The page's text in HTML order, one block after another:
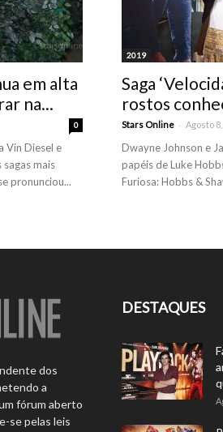
em alta
na...
0
Vin Diesel e
sagas mais
pronunciou...
2019
Saga
rostos
Stars Online - Agosto
Dwayne Johnson e
papéis de Luke
Furiosa: Hobbs &
dos
a
fórum aberto
se pelas leis
DESTAQUES